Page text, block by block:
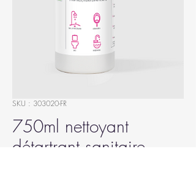
SKU : 303020-FR
750ml nettoyant
détartrant sanitaire